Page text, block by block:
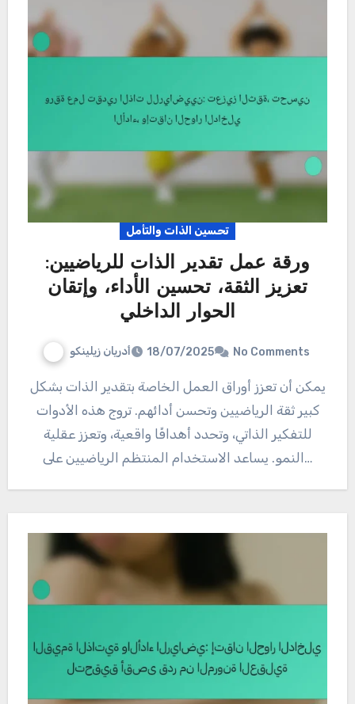
تحسين الذات والتأمل
ورقة عمل تقدير الذات للرياضيين:
تعزيز الثقة، تحسين الأداء، وإتقان
الحوار الداخلي
أدريان زيلينكو 18/07/2025 No Comments
يمكن أن تعزز أوراق العمل الخاصة بتقدير الذات بشكل
كبير ثقة الرياضيين وتحسن أدائهم. تروج هذه الأدوات
للتفكير الذاتي، وتحدد أهدافًا واقعية، وتعزز عقلية
النمو. يساعد الاستخدام المنتظم الرياضيين على…